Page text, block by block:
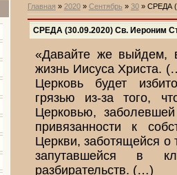
Главная » 2020 » Сентябрь » 30» СРЕДА
СРЕДА (30.09.2020) Св. Иероним
«Давайте же выйдем,
жизнь Иисуса Христа.
Церковь будет
грязью из-за того,
Церковью, заболевшей
привязанности к
Церкви, заботящейся о
запутавшейся в
разбирательств. (…)